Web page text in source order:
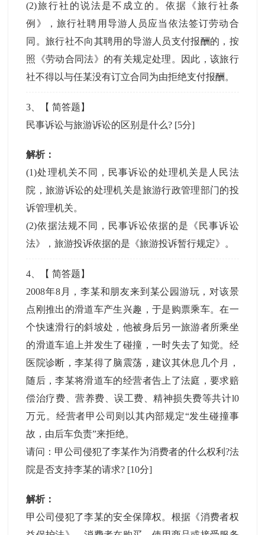
(2)旅行社的说法是不成立的。依据《旅行社条
例》，旅行社聘用导游人员应当依法签订劳动合
同。旅行社不向其聘用的导游人员支付报酬的，按
照《劳动合同法》的有关规定处理。因此，该旅行
社不得以与任某没有订立合同为由拒绝支付报酬。
3 、【简答题 】
民事诉讼与旅游诉讼的区别是什么? [5分]
解析：
(1)处理机关不同，民事诉讼的处理机关是人民法
院，旅游诉讼的处理机关是旅游行政管理部门的投
诉管理机关。
(2)依据法规不同，民事诉讼依据的是《民事诉讼
法》，旅游投诉依据的是《旅游投诉暂行规定》。
4 、【简答题 】
2008年8月，李某和朋友来到某公园游玩，对该景
点刚推出的滑道车产生兴趣，于是购票乘车。在一
个快速滑行的斜坡处，他被身后另一旅游者所乘坐
的滑道车追上并发生了碰撞，一时失去了知觉。经
医院诊断，李某得了脑震荡，建议其休息几个月，
随后，李某将滑道车的经营者告上了法庭，要求赔
偿治疗费、营养费、误工费、精神损失费等共计l0
万元。经营者甲公司则以其内部规定“发生碰撞事
故，由后车负责”来拒绝。
请问：甲公司侵犯了李某作为消费者的什么权利?法
院是否支持李某的请求? [10分]
解析：
甲公司侵犯了李某的安全保障权。根据《消费者权